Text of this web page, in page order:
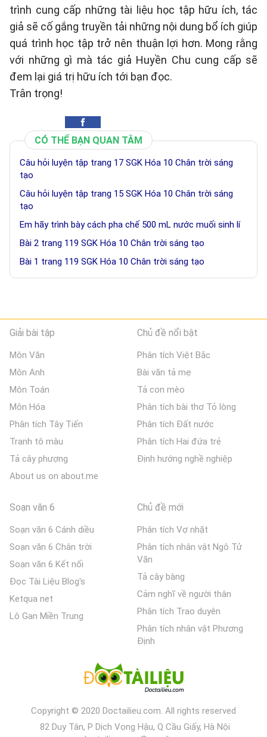
trình cung cấp những tài liệu học tập hữu ích, tác
giả sẽ cố gắng truyền tải những nội dung bổ ích giúp
quá trình học tập trở nên thuận lợi hơn. Mong rằng
với những gì mà tác giả Huyền Chu cung cấp sẽ
đem lại giá trị hữu ích tới bạn đọc.
Trân trọng!
CÓ THỂ BẠN QUAN TÂM
Câu hỏi luyện tập trang 17 SGK Hóa 10 Chân trời sáng
tạo
Câu hỏi luyện tập trang 15 SGK Hóa 10 Chân trời sáng
tạo
Em hãy trình bày cách pha chế 500 mL nước muối sinh lí
Bài 2 trang 119 SGK Hóa 10 Chân trời sáng tạo
Bài 1 trang 119 SGK Hóa 10 Chân trời sáng tạo
Giải bài tập
Môn Văn
Môn Anh
Môn Toán
Môn Hóa
Phân tích Tây Tiến
Tranh tô màu
Tả cây phượng
About us on about.me
Chủ đề nổi bật
Phân tích Việt Bắc
Bài văn tả mẹ
Tả con mèo
Phân tích bài thơ Tỏ lòng
Phân tích Đất nước
Phân tích Hai đứa trẻ
Định hướng nghề nghiệp
Soạn văn 6
Soạn văn 6 Cánh diều
Soạn văn 6 Chân trời
Soạn văn 6 Kết nối
Đọc Tài Liệu Blog's
Ketqua net
Lô Gan Miền Trung
Chủ đề mới
Phân tích Vợ nhặt
Phân tích nhân vật Ngô Tử
Văn
Tả cây bàng
Cảm nghĩ về người thân
Phân tích Trao duyên
Phân tích nhân vật Phương
Định
Copyright © 2020 Doctailieu.com. All rights reserved
82 Duy Tân, P Dịch Vọng Hậu, Q Cầu Giấy, Hà Nội